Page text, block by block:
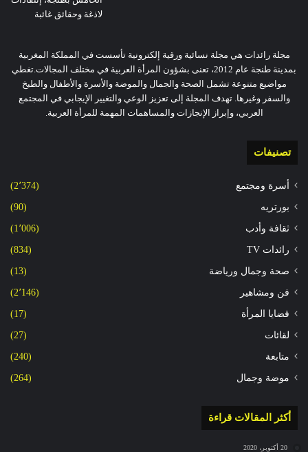
مجلة رائدات هي مجلة نسائية ورقية إلكترونية تأسست في المملكة المغربية
بمدينة طنجة عام 2012، تعنى بشؤون المرأة العربية في مختلف المجالات.تغطي
مواضيع متنوعة تشمل الصحة والجمال والموضة والأسرة والأطفال والطبخ
والسفر وغيرها. تهدف المجلة إلى تعزيز الوعي والتغيير الإيجابي في المجتمع
العربي، وإبراز الإنجازات والمساهمات المهمة للمرأة العربية.
تصنيفات
أسرة ومجتمع (2٬374)
بورتريه (90)
ثقافة وأدب (1٬006)
رائدات TV (834)
صحة وجمال ورياضة (13)
فن ومشاهير (2٬146)
قضايا المرأة (17)
لقائات (27)
متابعة (240)
موضة وجمال (264)
أكثر المقالات قراءة
20 أكتوبر، 2020